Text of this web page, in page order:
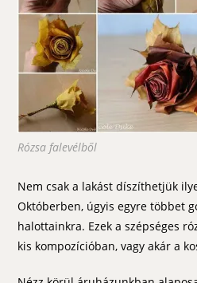
Rózsa falevélből
Nem csak a lakást díszíthetjük
Októberben, úgyis egyre többet
halottainkra. Ezek a szépséges
kis kompozícióban, vagy akár a